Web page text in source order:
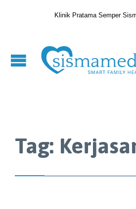
Klinik Pratama Semper
Tag: